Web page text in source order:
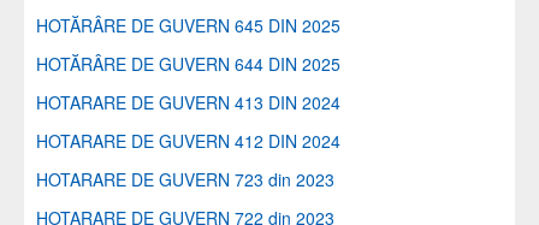
HOTĂRÂRE DE GUVERN 645 DIN 2025
HOTĂRÂRE DE GUVERN 644 DIN 2025
HOTARARE DE GUVERN 413 DIN 2024
HOTARARE DE GUVERN 412 DIN 2024
HOTARARE DE GUVERN 723 din 2023
HOTARARE DE GUVERN 722 din 2023